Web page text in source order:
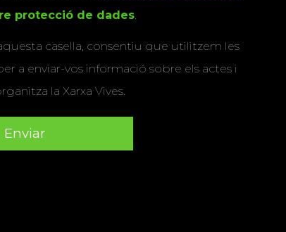
protecció de dades.
casella, consentiu que utilitzem les
a enviar-vos informació sobre els actes i
la Xarxa Vives.